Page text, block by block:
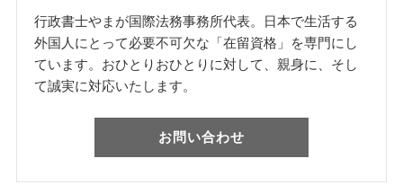
行政書士やまが国際法務事務所代表。日本で生活する
外国人にとって必要不可欠な「在留資格」を専門にし
ています。おひとりおひとりに対して、親身に、そし
て誠実に対応いたします。
お問い合わせ